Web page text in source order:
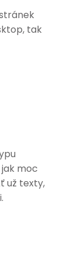
tak
moc
už texty,